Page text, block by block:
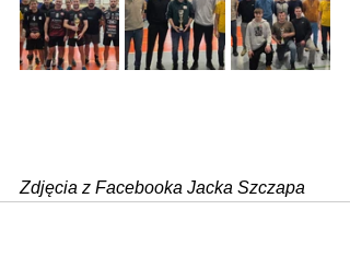
Zdjęcia z Facebooka Jacka Szczapa